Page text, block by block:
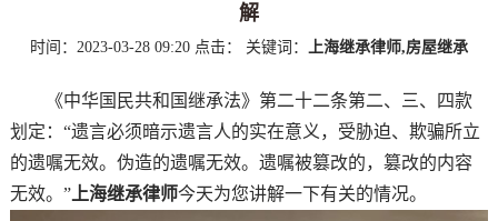
解
时间：2023-03-28 09:20 点击： 关键词： 上海继承律师,房屋继承
《中华国民共和国继承法》第二十二条第二、三、四款
划定：“遗言必须暗示遗言人的实在意义，受胁迫、欺骗所立
的遗嘱无效。伪造的遗嘱无效。遗嘱被篡改的，篡改的内容
无效。”上海继承律师今天为您讲解一下有关的情况。